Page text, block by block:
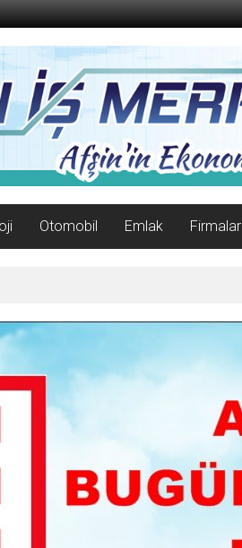
Otomobil Emlak Firmalar